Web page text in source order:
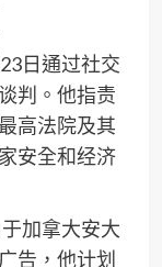
日通过社交
判。他指责
高法院及其
安全和经济
加拿大安大
告，他计划